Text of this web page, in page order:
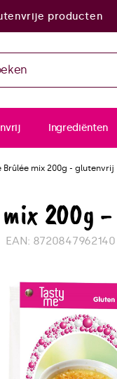
producten
Ingrediënten
Brûlée mix 200g - glutenvrij
mix 200g
EAN: 8720847962140